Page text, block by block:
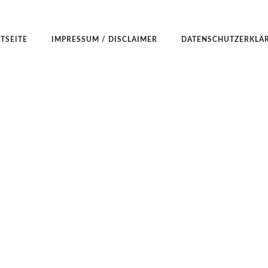
IMPRESSUM / DISCLAIMER